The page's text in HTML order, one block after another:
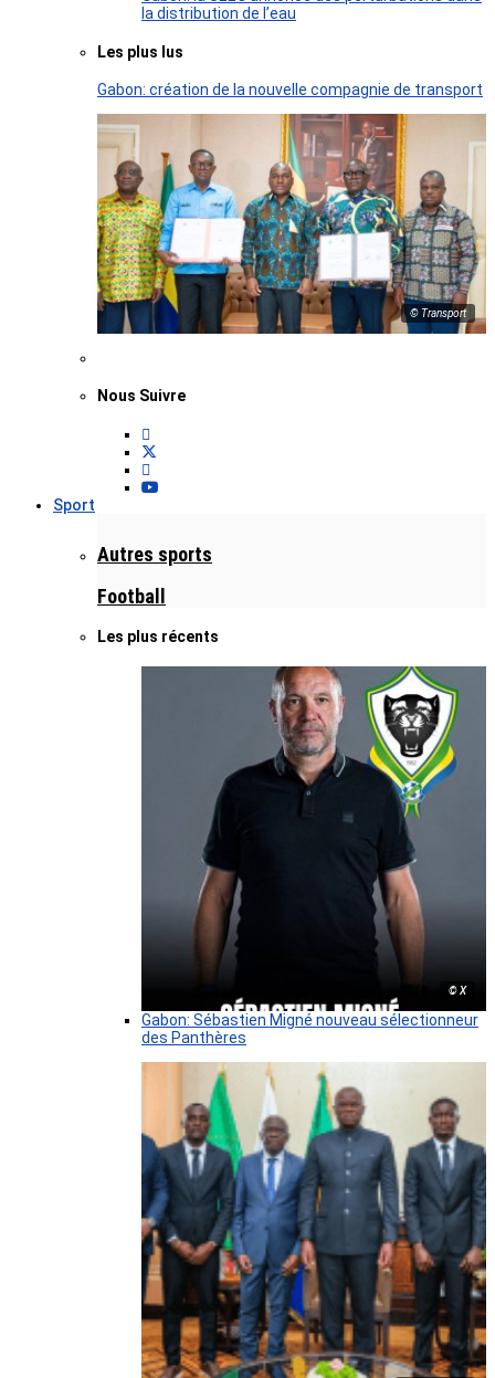
la distribution de l’eau
Les plus lus
Gabon: création de la nouvelle compagnie de transport
© Transport
Nous Suivre
Sport
Autres sports
Football
Les plus récents
© X
Gabon: Sébastien Migné nouveau sélectionneur
des Panthères